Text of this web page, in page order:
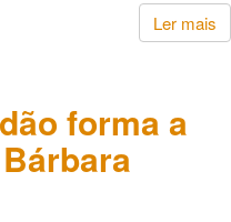
Ler mais
forma a